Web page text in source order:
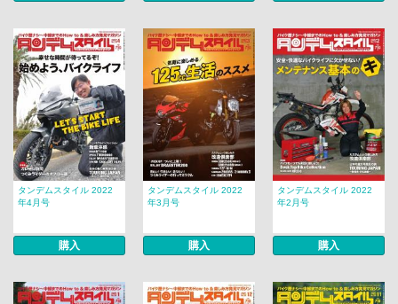
タンデムスタイル 2022
年4月号
購入
タンデムスタイル 2022
年3月号
購入
タンデムスタイル 2022
年2月号
購入